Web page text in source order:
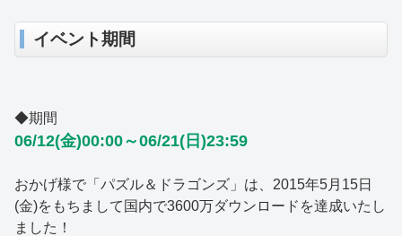
イベント期間
◆期間
06/12(金)00:00～06/21(日)23:59
おかげ様で「パズル＆ドラゴンズ」は、2015年5月15日
(金)をもちまして国内で3600万ダウンロードを達成いたし
ました！